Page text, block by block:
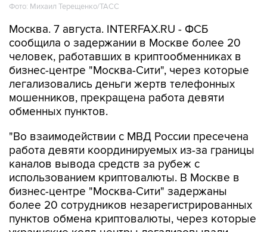
Фото: Михаил Терещенко/ТАСС
Москва. 7 августа. INTERFAX.RU - ФСБ
сообщила о задержании в Москве более 20
человек, работавших в криптообменниках в
бизнес-центре "Москва-Сити", через которые
легализовались деньги жертв телефонных
мошенников, прекращена работа девяти
обменных пунктов.
"Во взаимодействии с МВД России пресечена
работа девяти координируемых из-за границы
каналов вывода средств за рубеж с
использованием криптовалюты. В Москве в
бизнес-центре "Москва-Сити" задержаны
более 20 сотрудников незарегистрированных
пунктов обмена криптовалюты, через которые